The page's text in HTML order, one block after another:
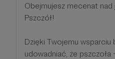
Obejmujesz mecenat nad
Pszczół!
Dzięki Twojemu wsparciu
udowadniać, że pszczoła